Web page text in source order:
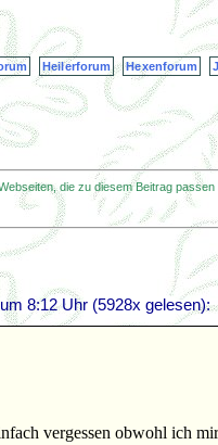
Heilerforum Hexenforum
die zu diesem Beitrag
8:12 Uhr(5928x gelesen):
vergessen obwohl ich